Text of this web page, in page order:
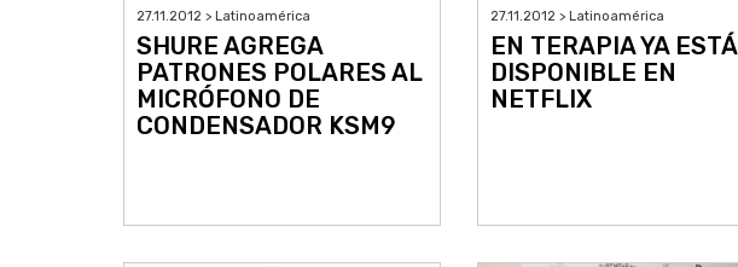
27.11.2012 > Latinoamérica
SHURE AGREGA
PATRONES POLARES AL
MICRÓFONO DE
CONDENSADOR KSM9
27.11.2012 > Latinoamérica
EN TERAPIA YA ESTÁ
DISPONIBLE EN
NETFLIX